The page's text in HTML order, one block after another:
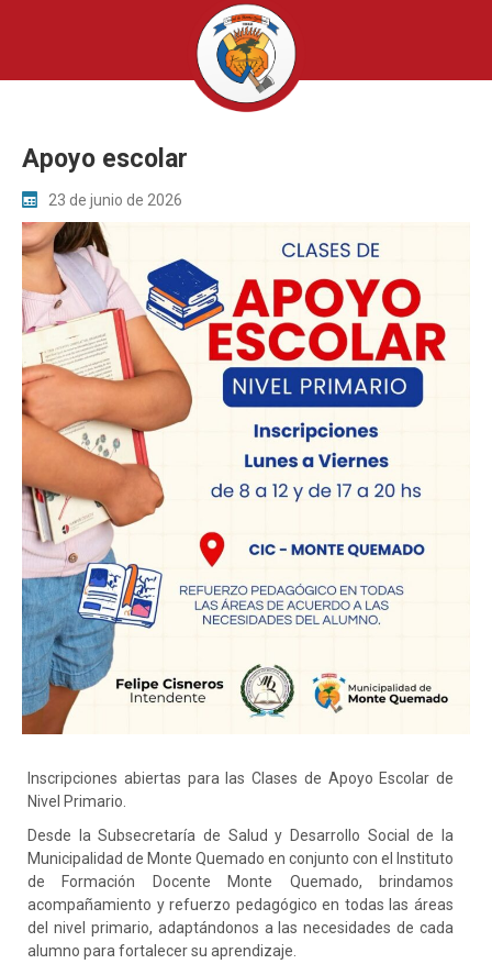
Apoyo escolar
23 de junio de 2026
Inscripciones abiertas para las Clases de Apoyo Escolar de
Nivel Primario.
Desde la Subsecretaría de Salud y Desarrollo Social de la
Municipalidad de Monte Quemado en conjunto con el Instituto
de Formación Docente Monte Quemado, brindamos
acompañamiento y refuerzo pedagógico en todas las áreas
del nivel primario, adaptándonos a las necesidades de cada
alumno para fortalecer su aprendizaje.